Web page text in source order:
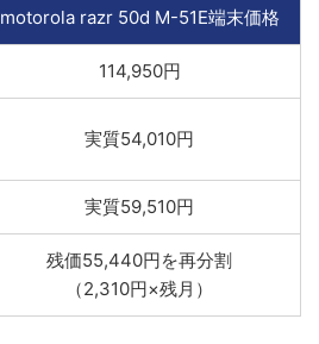
motorola razr 50d M-51E端末価格
114,950円
実質54,010円
実質59,510円
残価55,440円を再分割
（2,310円×残月）